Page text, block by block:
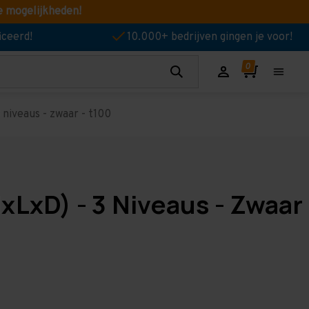
mogelijkheden!
10.000+ bedrijven gingen je voor!
- zwaar - t100
- 3 Niveaus - Zwaar